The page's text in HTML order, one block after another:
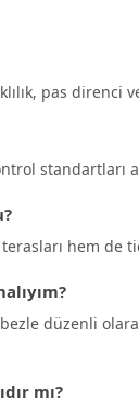
pas
standartları
hem
düzenli
mı?